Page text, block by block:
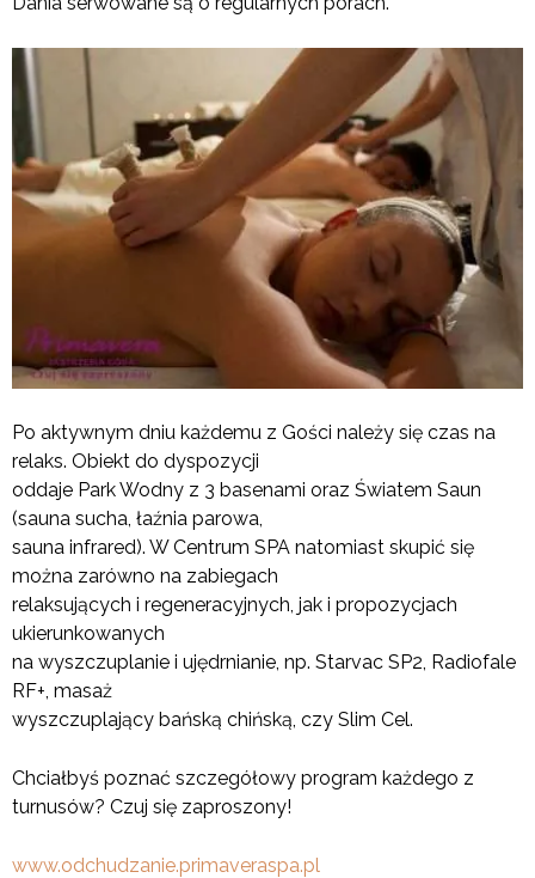
Po aktywnym dniu każdemu z Gości należy się czas na
relaks. Obiekt do dyspozycji
oddaje Park Wodny z 3 basenami oraz Światem Saun
(sauna sucha, łaźnia parowa,
sauna infrared). W Centrum SPA natomiast skupić się
można zarówno na zabiegach
relaksujących i regeneracyjnych, jak i propozycjach
ukierunkowanych
na wyszczuplanie i ujędrnianie, np. Starvac SP2, Radiofale
RF+, masaż
wyszczuplający bańską chińską, czy Slim Cel.
Chciałbyś poznać szczegółowy program każdego z
turnusów? Czuj się zaproszony!
www.odchudzanie.primaveraspa.pl